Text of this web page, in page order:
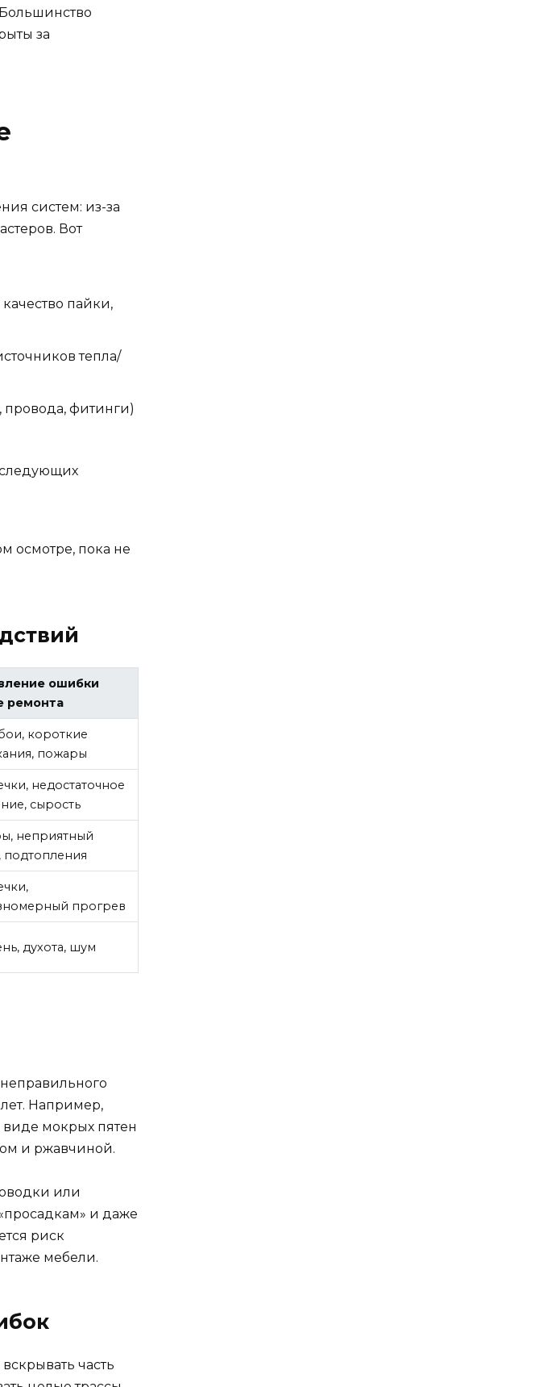
за
систем: из-за
Вот
пайки,
тепла/
провода, фитинги)
осмотре, пока не
ошибки
ремонта
короткие
пожары
недостаточное
сырость
неприятный
подтопления
прогрев
духота, шум
Например,
виде мокрых пятен
и ржавчиной.
или
и даже
риск
мебели.
часть